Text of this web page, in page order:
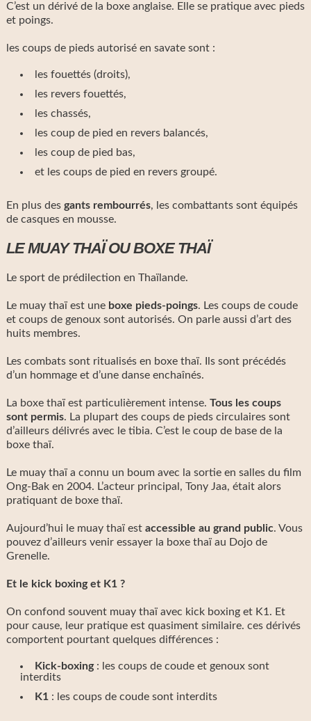
C’est un dérivé de la boxe anglaise. Elle se pratique avec pieds
et poings.
les coups de pieds autorisé en savate sont :
les fouettés (droits),
les revers fouettés,
les chassés,
les coup de pied en revers balancés,
les coup de pied bas,
et les coups de pied en revers groupé.
En plus des gants rembourrés, les combattants sont équipés
de casques en mousse.
LE MUAY THAÏ OU BOXE THAÏ
Le sport de prédilection en Thaïlande.
Le muay thaï est une boxe pieds-poings. Les coups de coude
et coups de genoux sont autorisés. On parle aussi d’art des
huits membres.
Les combats sont ritualisés en boxe thaï. Ils sont précédés
d’un hommage et d’une danse enchaînés.
La boxe thaï est particulièrement intense. Tous les coups
sont permis. La plupart des coups de pieds circulaires sont
d’ailleurs délivrés avec le tibia. C’est le coup de base de la
boxe thaï.
Le muay thaï a connu un boum avec la sortie en salles du film
Ong-Bak en 2004. L’acteur principal, Tony Jaa, était alors
pratiquant de boxe thaï.
Aujourd’hui le muay thaï est accessible au grand public. Vous
pouvez d’ailleurs venir essayer la boxe thaï au Dojo de
Grenelle.
Et le kick boxing et K1 ?
On confond souvent muay thaï avec kick boxing et K1. Et
pour cause, leur pratique est quasiment similaire. ces dérivés
comportent pourtant quelques différences :
Kick-boxing: les coups de coude et genoux sont
interdits
K1 : les coups de coude sont interdits